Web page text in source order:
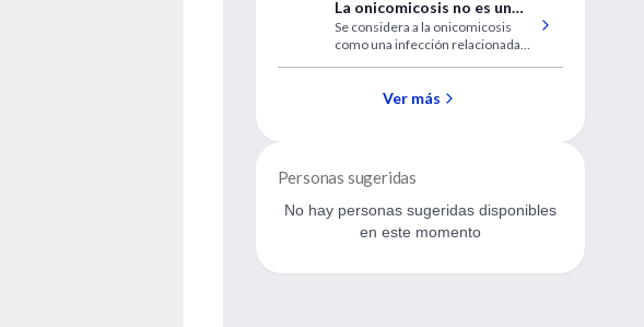
colocación en ambos sexos.
La onicomicosis no es un
hallazgo raro en niños
Se considera a la onicomicosis
como una infección relacionada
mayores.Ver más
Personas sugeridas
No hay personas sugeridas disponibles
en este momento